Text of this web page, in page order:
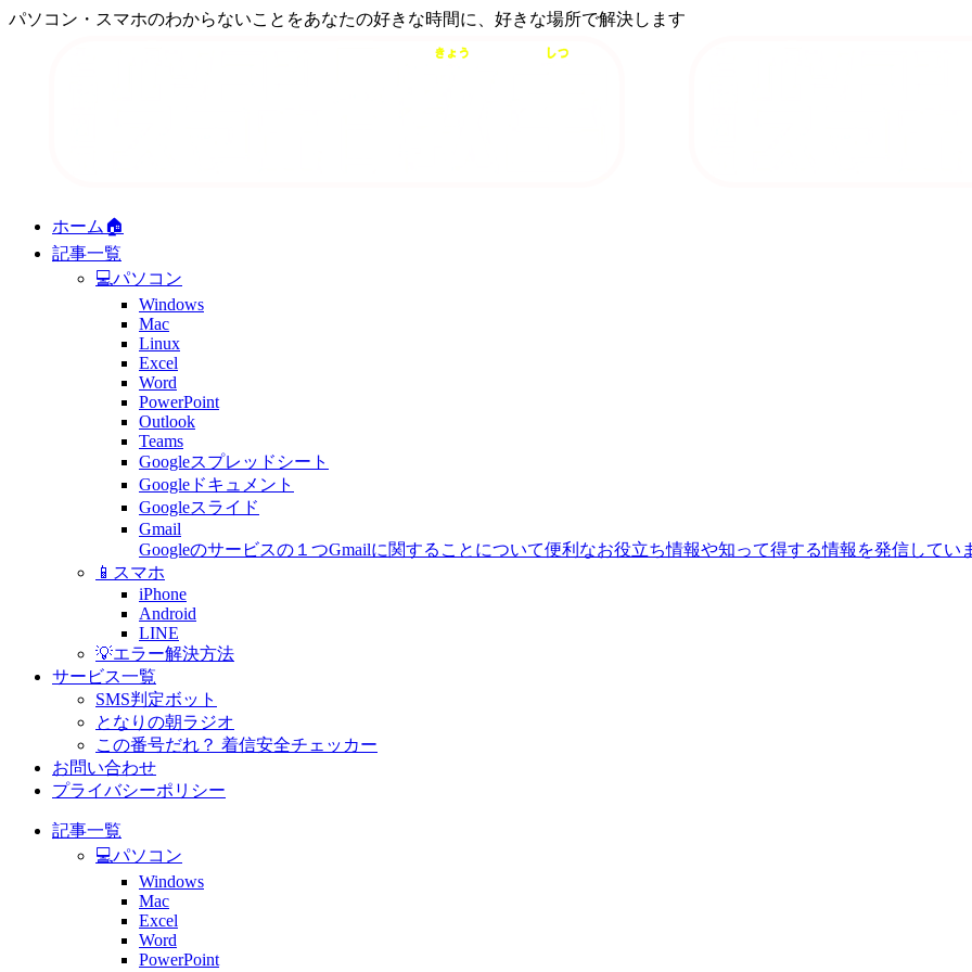
パソコン・スマホのわからないことをあなたの好きな時間に、好きな場所で解決します
ホーム🏠
記事一覧
💻パソコン
Windows
Mac
Linux
Excel
Word
PowerPoint
Outlook
Teams
Googleスプレッドシート
Googleドキュメント
Googleスライド
Gmail
Googleのサービスの１つGmailに関することについて便利なお役立ち情報や知って得する情報を発信してい
📱スマホ
iPhone
Android
LINE
💡エラー解決方法
サービス一覧
SMS判定ボット
となりの朝ラジオ
この番号だれ？ 着信安全チェッカー
お問い合わせ
プライバシーポリシー
記事一覧
💻パソコン
Windows
Mac
Excel
Word
PowerPoint